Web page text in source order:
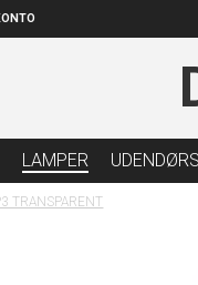
LAMPER
TRANSPARENT